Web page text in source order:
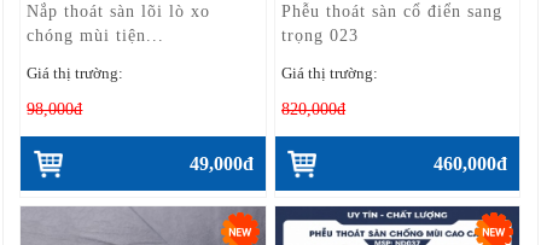
Nắp thoát sàn lõi lò xo
chóng mùi tiện...
Giá thị trường:
98,000đ
49,000đ
Phễu thoát sàn cổ điển sang
trọng 023
Giá thị trường:
820,000đ
460,000đ